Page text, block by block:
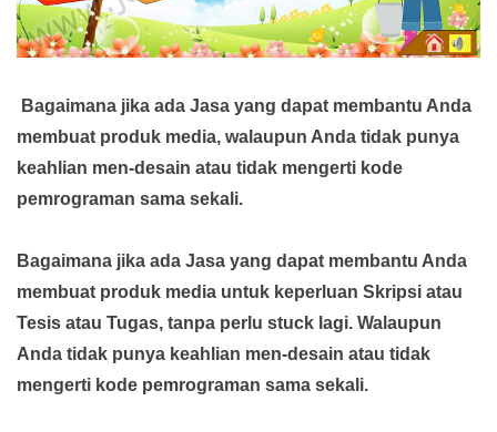
Bagaimana jika ada Jasa yang dapat membantu Anda
membuat produk media, walaupun Anda tidak punya
keahlian men-desain atau tidak mengerti kode
pemrograman sama sekali.
Bagaimana jika ada Jasa yang dapat membantu Anda
membuat produk media untuk keperluan Skripsi atau
Tesis atau Tugas, tanpa perlu stuck lagi. Walaupun
Anda tidak punya keahlian men-desain atau tidak
mengerti kode pemrograman sama sekali.